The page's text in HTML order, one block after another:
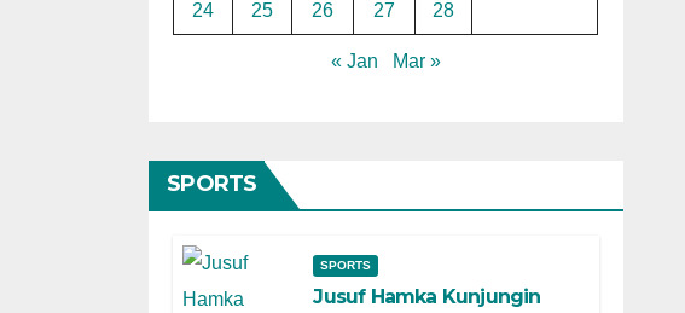
24 25 26 27 28
« Jan Mar »
SPORTS
SPORTS
Jusuf Hamka Kunjungin